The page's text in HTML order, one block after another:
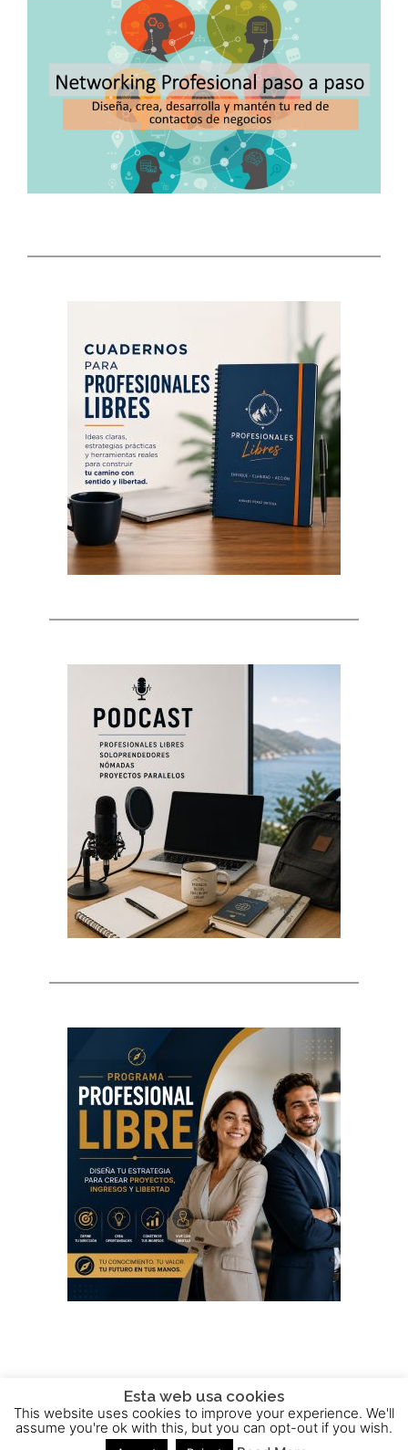
2015 - 2025 © Powered byTheme-Vision
Esta web usa cookies
This website uses cookies to improve your experience. We'll
assume you're ok with this, but you can opt-out if you wish.